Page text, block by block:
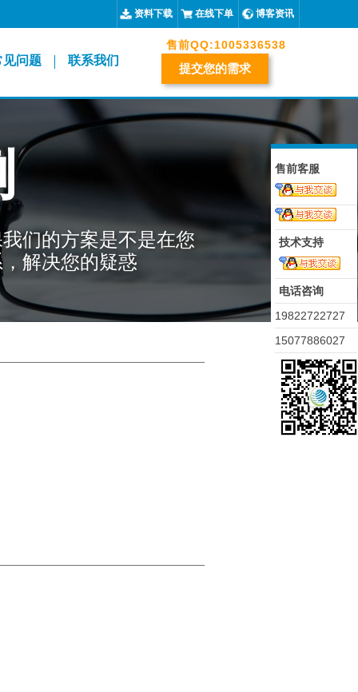
资料下载 在线下单 博客资讯
提交您的需求
售前QQ:1005336538
见问题 联系我们
们的方案是不是在您
解决您的疑惑
售前客服
技术支持
电话咨询
19822722727
15077886027